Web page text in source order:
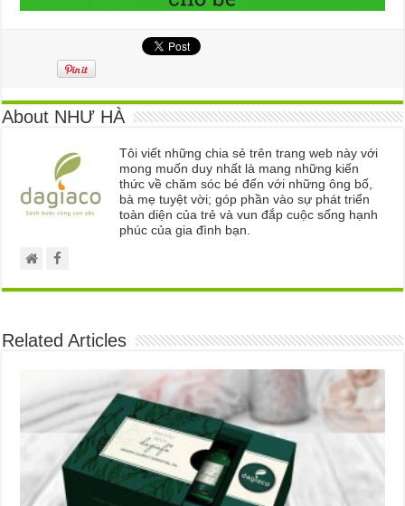
About NHƯ HÀ
Tôi viết những chia sẻ trên trang web này với
mong muốn duy nhất là mang những kiến
thức về chăm sóc bé đến với những ông bố,
bà mẹ tuyệt vời; góp phần vào sự phát triển
toàn diện của trẻ và vun đắp cuộc sống hạnh
phúc của gia đình bạn.
Related Articles